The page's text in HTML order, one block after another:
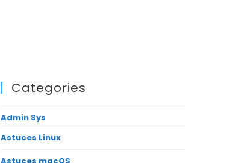
Categories
Admin Sys
Astuces Linux